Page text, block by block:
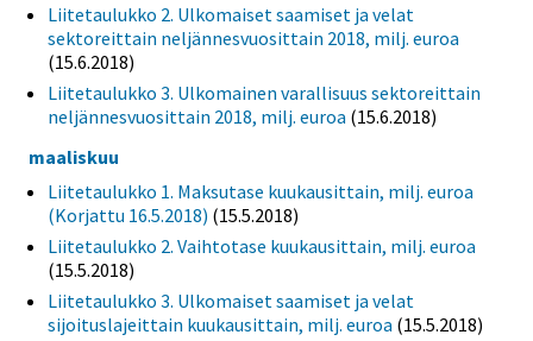
Liitetaulukko 2. Ulkomaiset saamiset ja velat
sektoreittain neljännesvuosittain 2018, milj. euroa
(15.6.2018)
Liitetaulukko 3. Ulkomainen varallisuus sektoreittain
neljännesvuosittain 2018, milj. euroa (15.6.2018)
maaliskuu
Liitetaulukko 1. Maksutase kuukausittain, milj. euroa
(Korjattu 16.5.2018) (15.5.2018)
Liitetaulukko 2. Vaihtotase kuukausittain, milj. euroa
(15.5.2018)
Liitetaulukko 3. Ulkomaiset saamiset ja velat
sijoituslajeittain kuukausittain, milj. euroa (15.5.2018)